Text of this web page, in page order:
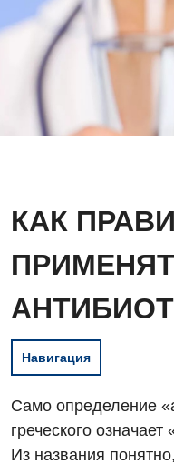
КАК
Навигация
Само определение
греческого
Из названия